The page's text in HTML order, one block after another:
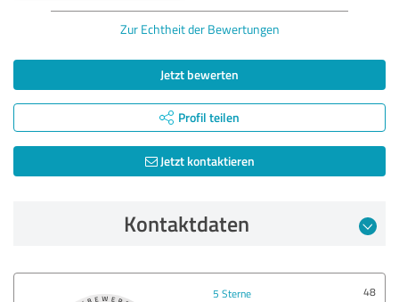
Zur Echtheit der Bewertungen
Jetzt bewerten
Profil teilen
Jetzt kontaktieren
Kontaktdaten
5 Sterne
48